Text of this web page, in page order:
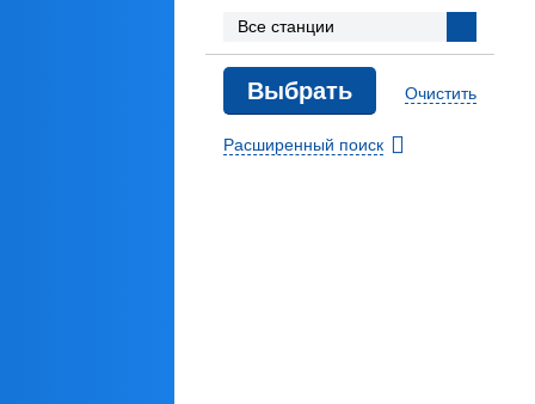
Очистить
Расширенный поиск